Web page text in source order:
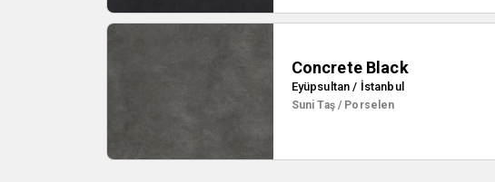
Concrete Black
Eyüpsultan / İstanbul
Suni Taş / Porselen